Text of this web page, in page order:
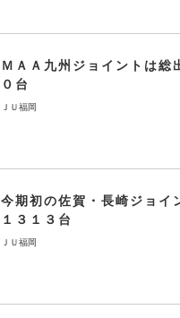
ＭＡＡ九州ジョイントは総
０台
ＪＵ福岡
今期初の佐賀・長崎ジョイ
１３１３台
ＪＵ福岡